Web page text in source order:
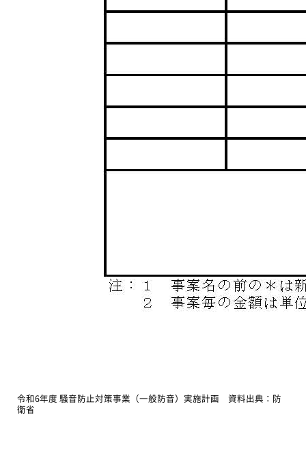
令和6年度 騒音防止対策事業（一般防音）実施計画 資料出典：防
衛省